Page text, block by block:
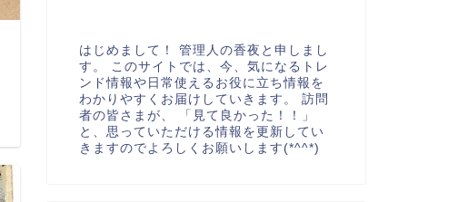
はじめまして！ 管理人の香夜と申しまし
す。 このサイトでは、今、気になるトレ
ンド情報や日常使えるお役に立ち情報を
わかりやすくお届けしていきます。 訪問
者の皆さまが、 「見て良かった！！」
と、思っていただける情報を更新してい
きますのでよろしくお願いします(*^^*)